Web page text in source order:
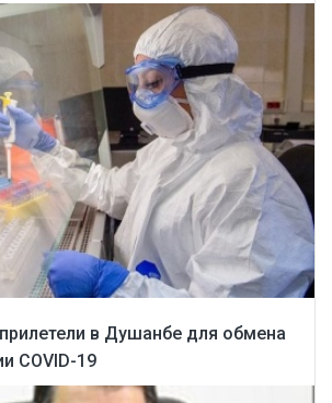
в Душанбе для обмена
COVID-19